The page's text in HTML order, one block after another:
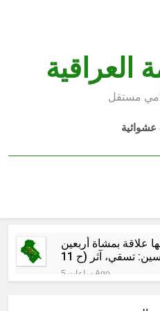
العراقية
مستقل
عشوائية
علاقة بمشاة أربعين
5 ساعات Ago